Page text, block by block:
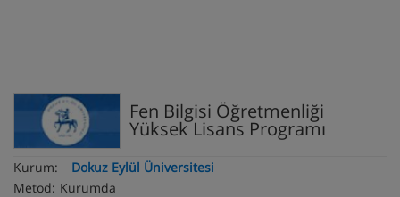
Fen Bilgisi Öğretmenliği
Yüksek Lisans Programı
Kurum:
Dokuz Eylül Üniversitesi
Metod: Kurumda